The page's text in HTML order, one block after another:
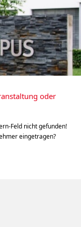
oder
Feld nicht gefunden!
eingetragen?